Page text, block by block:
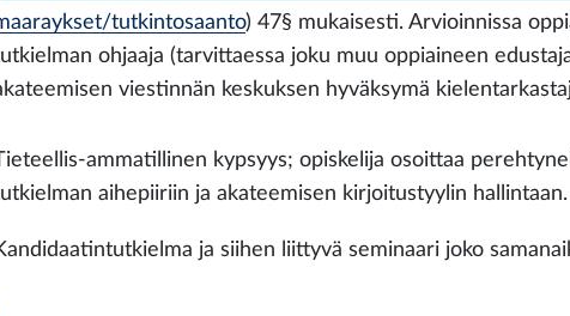
tutkintosaanto) 47§ mukaisesti. Arvioinnissa
ohjaaja (tarvittaessa joku muu oppiaineen
viestinnän keskuksen hyväksymä
ammatillinen kypsyys; opiskelija osoittaa
aihepiiriin ja akateemisen kirjoitustyylin hallintaan.
ja siihen liittyvä seminaari joko